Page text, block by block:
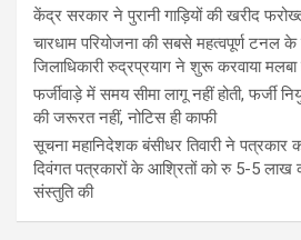
केंद्र सरकार ने पुरानी गाड़ियों की खरीद
चारधाम परियोजना की सबसे महत्वपूर्ण टनल के
जिलाधिकारी रुद्रप्रयाग ने शुरू करवाया
फर्जीवाड़े में समय सीमा लागू नहीं होती, फर्जी
की जरूरत नहीं, नोटिस ही काफी
सूचना महानिदेशक बंसीधर तिवारी ने पत्रकार
दिवंगत पत्रकारों के आश्रितों को रु 5-5 लाख
संस्तुति की